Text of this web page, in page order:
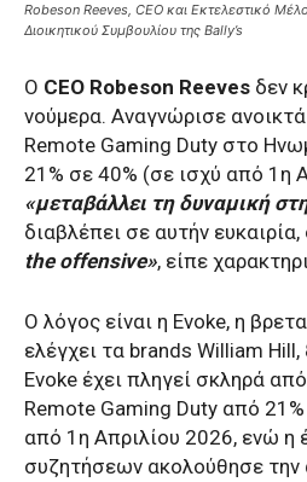
Robeson Reeves, CEO και Εκτελεστικό
Διοικητικού Συμβουλίου της Bally’s
Ο CEO Robeson Reeves δεν
νούμερα. Αναγνώρισε
Remote Gaming Duty στο
21% σε 40% (σε ισχύ από 1η
«μεταβάλλει τη δυναμική
διαβλέπει σε αυτήν ευκαιρία,
the offensive», είπε
Ο λόγος είναι η Evoke, η
ελέγχει τα brands William
Evoke έχει πληγεί σκληρά
Remote Gaming Duty από
από 1η Απριλίου 2026, ενώ η
συζητήσεων ακολούθησε την